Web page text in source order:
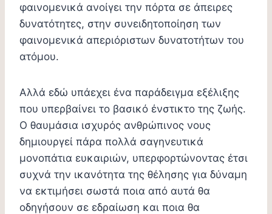
φαινομενικά ανοίγει την πόρτα σε άπειρες
δυνατότητες, στην συνειδητοποίηση των
φαινομενικά απεριόριστων δυνατοτήτων του
ατόμου.
Αλλά εδώ υπάεχει ένα παράδειγμα εξέλιξης
που υπερβαίνει το βασικό ένστικτο της ζωής.
Ο θαυμάσια ισχυρός ανθρώπινος νους
δημιουργεί πάρα πολλά σαγηνευτικά
μονοπάτια ευκαιριών, υπερφορτώνοντας έτσι
συχνά την ικανότητα της θέλησης για δύναμη
να εκτιμήσει σωστά ποια από αυτά θα
οδηγήσουν σε εδραίωση και ποια θα